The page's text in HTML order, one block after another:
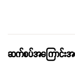
ဆက်စပ်အကြောင်းအရ